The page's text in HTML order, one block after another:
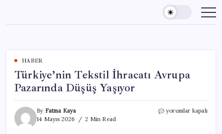
content
HABER
Türkiye’nin Tekstil İhracatı Avrupa
Pazarında Düşüş Yaşıyor
By Fatma Kaya
14 Mayıs 2026
2 Min Read
Türkiye’nin
yorumlar kapalı